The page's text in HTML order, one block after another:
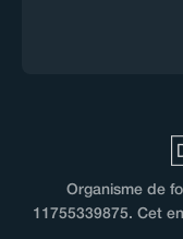
Organisme de
11755339875. Cet